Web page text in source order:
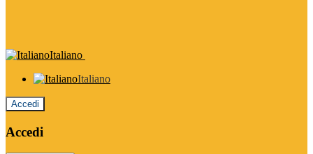
Italiano
Italiano
Accedi
Accedi